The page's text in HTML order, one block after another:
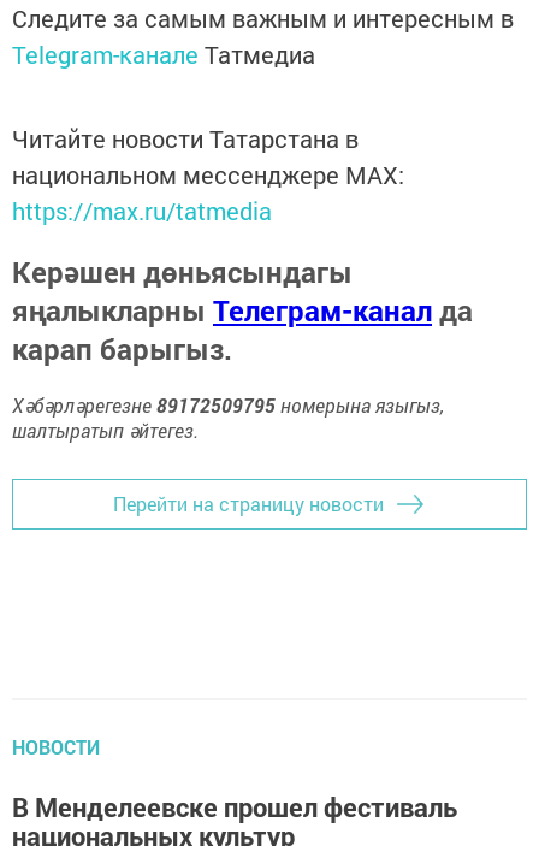
Следите за самым важным и интересным в
Telegram-канале Татмедиа
Читайте новости Татарстана в
национальном мессенджере MАХ:
https://max.ru/tatmedia
Керәшен дөньясындагы
яңалыкларны Телеграм-каналда
карап барыгыз.
Хәбәрләрегезне89172509795номерына языгыз,
шалтыратып әйтегез.
Перейти на страницу новости
НОВОСТИ
В Менделеевске прошел фестиваль
национальных культур